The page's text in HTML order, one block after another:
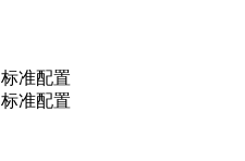
标准配置
标准配置